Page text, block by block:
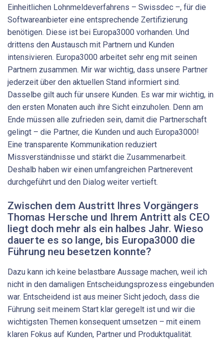
Einheitlichen Lohnmeldeverfahrens – Swissdec –, für die
Softwareanbieter eine entsprechende Zertifizierung
benötigen. Diese ist bei Europa3000 vorhanden. Und
drittens den Austausch mit Partnern und Kunden
intensivieren. Europa3000 arbeitet sehr eng mit seinen
Partnern zusammen. Mir war wichtig, dass unsere Partner
jederzeit über den aktuellen Stand informiert sind.
Dasselbe gilt auch für unsere Kunden. Es war mir wichtig, in
den ersten Monaten auch ihre Sicht einzuholen. Denn am
Ende müssen alle zufrieden sein, damit die Partnerschaft
gelingt – die Partner, die Kunden und auch Europa3000!
Eine transparente Kommunikation reduziert
Missverständnisse und stärkt die Zusammenarbeit.
Deshalb haben wir einen umfangreichen Partnerevent
durchgeführt und den Dialog weiter vertieft.
Zwischen dem Austritt Ihres Vorgängers
Thomas Hersche und Ihrem Antritt als CEO
liegt doch mehr als ein halbes Jahr. Wieso
dauerte es so lange, bis Europa3000 die
Führung neu besetzen konnte?
Dazu kann ich keine belastbare Aussage machen, weil ich
nicht in den damaligen Entscheidungsprozess eingebunden
war. Entscheidend ist aus meiner Sicht jedoch, dass die
Führung seit meinem Start klar geregelt ist und wir die
wichtigsten Themen konsequent umsetzen – mit einem
klaren Fokus auf Kunden, Partner und Produktqualität.